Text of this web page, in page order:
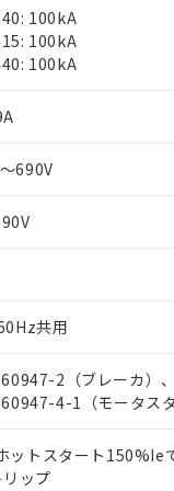
100kA
100kA
100kA
690V
共用
60947-2（ブレーカ）
60947-4-1（モータス
ットスタート150%Ie
ップ
指令（10物質）
指令（10物質）の非